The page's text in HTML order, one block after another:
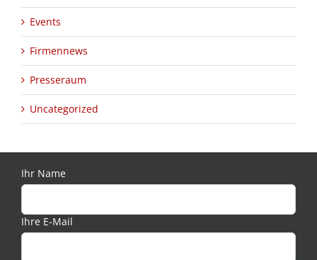
Events
Firmennews
Presseraum
Uncategorized
Ihr Name
Ihre E-Mail